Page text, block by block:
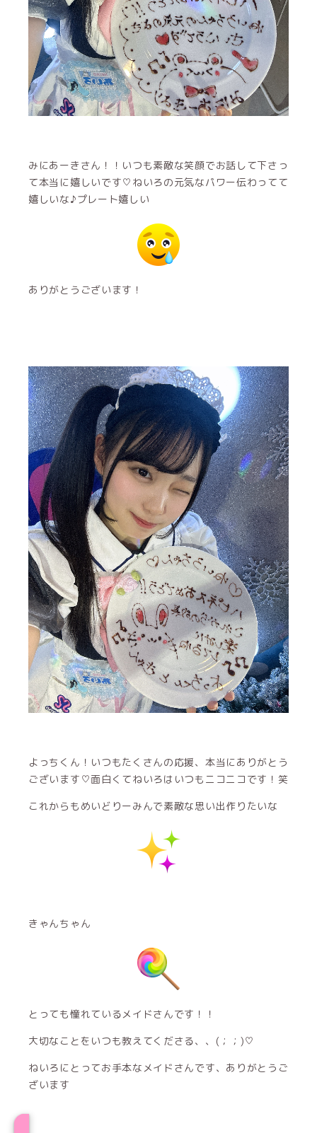
みにあーきさん！！いつも素敵な笑顔でお話して下さっ
て本当に嬉しいです♡ねいろの元気なパワー伝わってて
嬉しいな♪プレート嬉しい‪
‎ありがとうございます！
よっちくん！いつもたくさんの応援、本当にありがとう
ございます♡面白くてねいろはいつもニコニコです！笑
これからもめいどりーみんで素敵な思い出作りたいな
きゃんちゃん
とっても憧れているメイドさんです！！
大切なことをいつも教えてくださる、、(；；)♡
ねいろにとってお手本なメイドさんです、ありがとうご
ざいます